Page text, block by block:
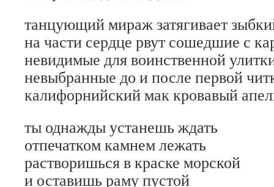
танцующий мираж затягивает
на части сердце рвут сошедшие с
невидимые для воинственной
невыбранные до и после первой
калифорнийский мак кровавый
ты однажды устанешь ждать
отпечатком камнем лежать
растворишься в краске морской
и оставишь раму пустой